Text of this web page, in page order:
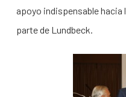
apoyo indispensable
parte de Lundbeck.